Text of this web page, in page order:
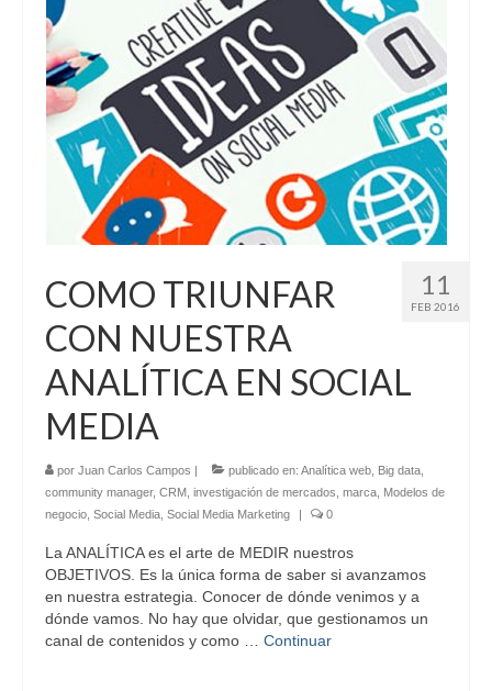
Contacto
11
FEB 2016
COMO TRIUNFAR
CON NUESTRA
ANALÍTICA EN SOCIAL
MEDIA
por Juan Carlos Campos | publicado en: Analítica web Big data
community manager, CRM investigación de mercados marca Modelos de
negocio Social Media Social Media Marketing | 0
La ANALÍTICA es el arte de MEDIR nuestros
OBJETIVOS. Es la única forma de saber si avanzamos
en nuestra estrategia. Conocer de dónde venimos y a
dónde vamos. No hay que olvidar, que gestionamos un
canal de contenidos y como … Continuar